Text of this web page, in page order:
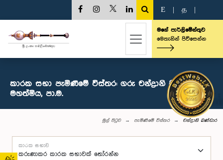
E த
මගේ පාර්ලිමේන්තුව
මෙතැනින් පිවිසෙන්න
කාරක සභා පැමිණීමේ විස්තර: ගරු චන්ද්‍රානි බණ්ඩාර
මහත්මිය, පා.ම.
මුල් පිටුව පැමිණීමේ විස්තර චන්ද්‍රානි බණ්ඩාර
කාරක සභාව